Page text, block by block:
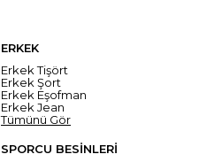
ERKEK
Erkek Tişört
Erkek Şort
Erkek Eşofman
Erkek Jean
Tümünü Gör
SPORCU BESİNLERİ